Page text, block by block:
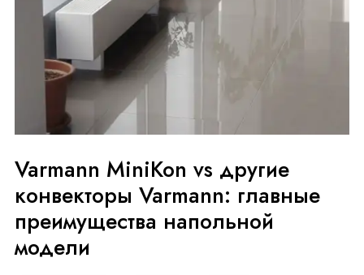
Varmann MiniKon vs другие
конвекторы Varmann: главные
преимущества напольной
модели